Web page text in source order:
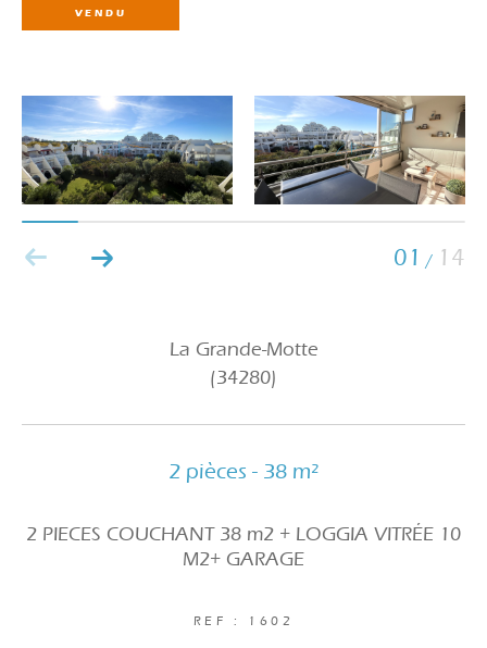
VENDU
01 / 14
La Grande-Motte
(34280)
2 pièces - 38 m²
2 PIECES COUCHANT 38 m2 + LOGGIA VITRÉE 10
M2+ GARAGE
REF : 1602